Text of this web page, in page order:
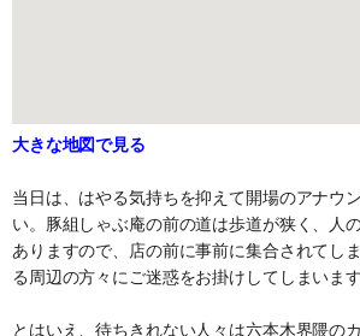
大きな地図で見る
当日は、はやる気持ちを抑えて開場のアナウ
い。豚組しゃぶ庵の前の道は歩道が狭く、人
ありますので、店の前に事前に集合されてし
る周辺の方々にご迷惑をお掛けしてしまいます
とはいえ、待ちきれない人々は六本木界隈の